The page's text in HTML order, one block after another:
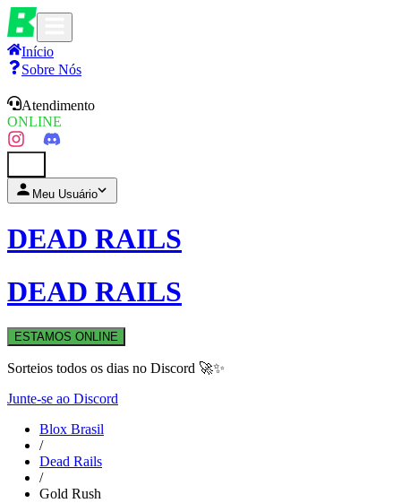
Início
Sobre Nós
Atendimento
ONLINE
Meu Usuário
DEAD RAILS
DEAD RAILS
ESTAMOS ONLINE
Sorteios todos os dias no Discord 🚀✨
Junte-se ao Discord
Blox Brasil
/
Dead Rails
/
Gold Rush